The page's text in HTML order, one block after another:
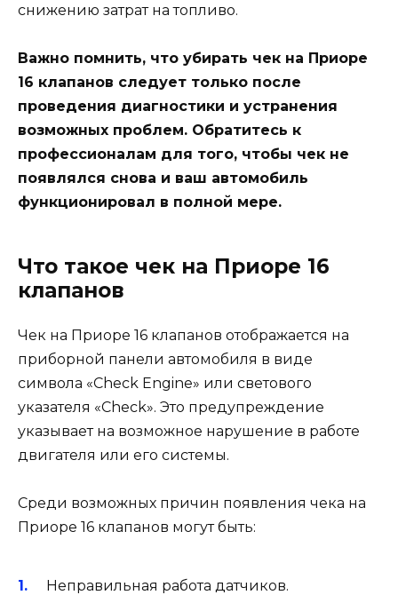
снижению затрат на топливо.
Важно помнить, что убирать чек на Приоре
16 клапанов следует только после
проведения диагностики и устранения
возможных проблем. Обратитесь к
профессионалам для того, чтобы чек не
появлялся снова и ваш автомобиль
функционировал в полной мере.
Что такое чек на Приоре 16
клапанов
Чек на Приоре 16 клапанов отображается на
приборной панели автомобиля в виде
символа «Check Engine» или светового
указателя «Check». Это предупреждение
указывает на возможное нарушение в работе
двигателя или его системы.
Среди возможных причин появления чека на
Приоре 16 клапанов могут быть:
Неправильная работа датчиков.